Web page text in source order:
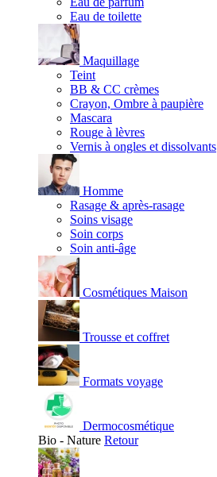
Eau de toilette
Maquillage
Teint
BB & CC crèmes
Crayon, Ombre à paupière
Mascara
Rouge à lèvres
Vernis à ongles et dissolvants
Homme
Rasage & après-rasage
Soins visage
Soin corps
Soin anti-âge
Cosmétiques Maison
Trousse et coffret
Formats voyage
Dermocosmétique
Bio - Nature Retour